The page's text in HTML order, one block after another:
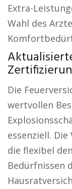
Extra-
Wahl des
Die
wertvollen
essenziell.
die flexibel
Bedürfnissen